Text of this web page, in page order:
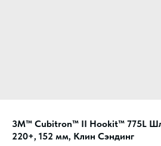
3M™ Cubitron™ II Hookit™ 775L
220+, 152 мм, Клин Сэндинг